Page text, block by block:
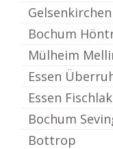
Gelsenkirchen
Bochum
Mülheim
Essen
Essen
Bochum
Bottrop